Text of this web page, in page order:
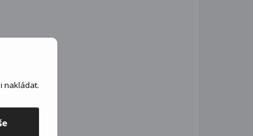
nakládat.